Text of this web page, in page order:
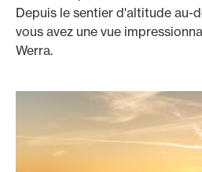
Depuis le sentier d'altitude au-
vous avez une vue
Werra.